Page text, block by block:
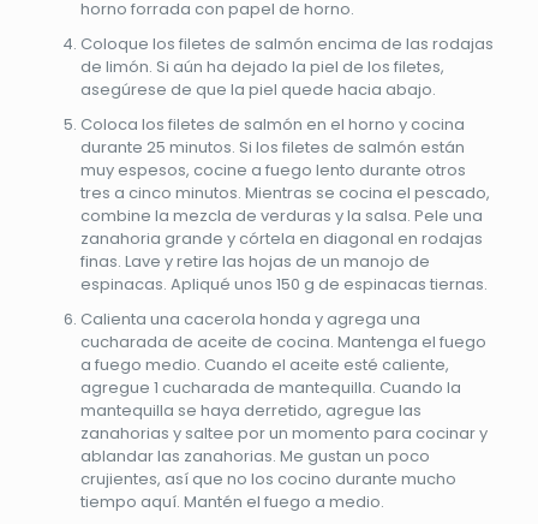
horno forrada con papel de horno.
Coloque los filetes de salmón encima de las rodajas
de limón. Si aún ha dejado la piel de los filetes,
asegúrese de que la piel quede hacia abajo.
Coloca los filetes de salmón en el horno y cocina
durante 25 minutos. Si los filetes de salmón están
muy espesos, cocine a fuego lento durante otros
tres a cinco minutos. Mientras se cocina el pescado,
combine la mezcla de verduras y la salsa. Pele una
zanahoria grande y córtela en diagonal en rodajas
finas. Lave y retire las hojas de un manojo de
espinacas. Apliqué unos 150 g de espinacas tiernas.
Calienta una cacerola honda y agrega una
cucharada de aceite de cocina. Mantenga el fuego
a fuego medio. Cuando el aceite esté caliente,
agregue 1 cucharada de mantequilla. Cuando la
mantequilla se haya derretido, agregue las
zanahorias y saltee por un momento para cocinar y
ablandar las zanahorias. Me gustan un poco
crujientes, así que no los cocino durante mucho
tiempo aquí. Mantén el fuego a medio.